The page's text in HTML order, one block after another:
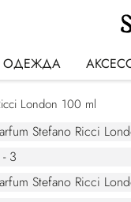
ОДЕЖДА
London 100 ml